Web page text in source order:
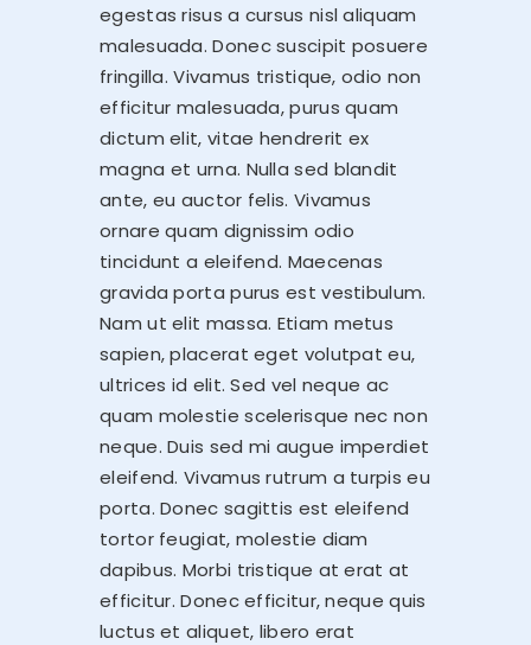
egestas risus a cursus nisl aliquam
malesuada. Donec suscipit posuere
fringilla. Vivamus tristique, odio non
efficitur malesuada, purus quam
dictum elit, vitae hendrerit ex
magna et urna. Nulla sed blandit
ante, eu auctor felis. Vivamus
ornare quam dignissim odio
tincidunt a eleifend. Maecenas
gravida porta purus est vestibulum.
Nam ut elit massa. Etiam metus
sapien, placerat eget volutpat eu,
ultrices id elit. Sed vel neque ac
quam molestie scelerisque nec non
neque. Duis sed mi augue imperdiet
eleifend. Vivamus rutrum a turpis eu
porta. Donec sagittis est eleifend
tortor feugiat, molestie diam
dapibus. Morbi tristique at erat at
efficitur. Donec efficitur, neque quis
luctus et aliquet, libero erat